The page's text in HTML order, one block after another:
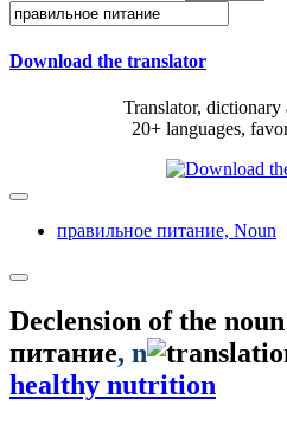
Download the translator
Translator, dictionary
20+ languages,
правильное питание, Noun
Declension of the noun
питание, n
healthy nutrition